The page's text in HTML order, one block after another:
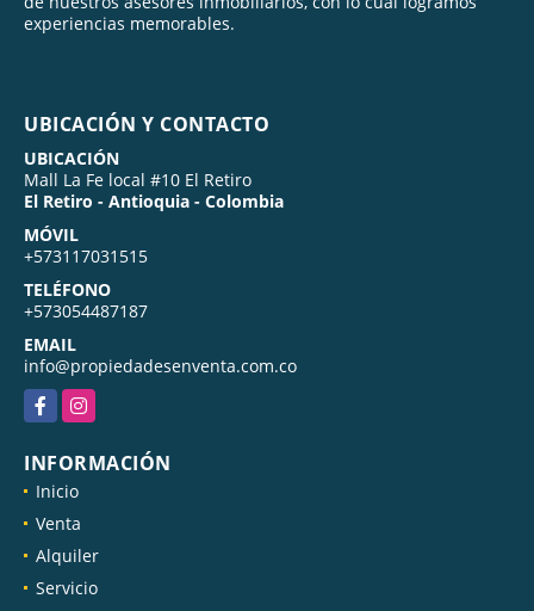
experiencias memorables.
UBICACIÓN Y CONTACTO
UBICACIÓN
Mall La Fe local #10 El Retiro
El Retiro - Antioquia - Colombia
MÓVIL
+573117031515
TELÉFONO
+573054487187
EMAIL
info@propiedadesenventa.com.co
FacebookInstagram
INFORMACIÓN
Inicio
Venta
Alquiler
Servicio